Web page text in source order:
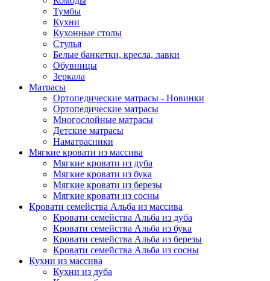
Тумбы
Кухни
Кухонные столы
Стулья
Белые банкетки, кресла, лавки
Обувницы
Зеркала
Матрасы
Ортопедические матрасы - Новинки
Ортопедические матрасы
Многослойные матрасы
Детские матрасы
Наматрасники
Мягкие кровати из массива
Мягкие кровати из дуба
Мягкие кровати из бука
Мягкие кровати из березы
Мягкие кровати из сосны
Кровати семейства Альба из массива
Кровати семейства Альба из дуба
Кровати семейства Альба из бука
Кровати семейства Альба из березы
Кровати семейства Альба из сосны
Кухни из массива
Кухни из дуба